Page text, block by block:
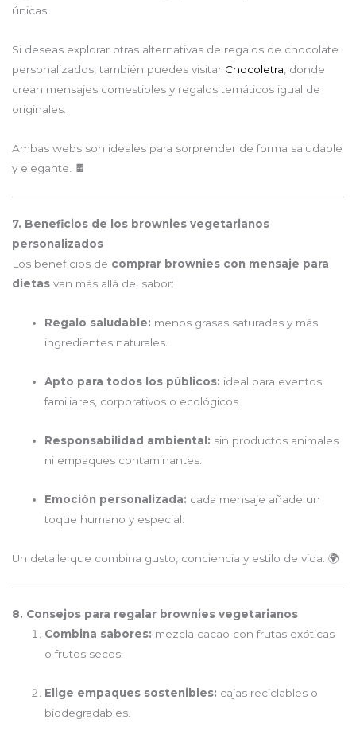
únicas.
Si deseas explorar otras alternativas de regalos de chocolate
personalizados, también puedes visitar Chocoletra , donde
crean mensajes comestibles y regalos temáticos igual de
originales.
Ambas webs son ideales para sorprender de forma saludable
y elegante. 🍫
7. Beneficios de los brownies vegetarianos
personalizados
Los beneficios de comprar brownies con mensaje para
dietas van más allá del sabor:
Regalo saludable: menos grasas saturadas y más
ingredientes naturales.
Apto para todos los públicos: ideal para eventos
familiares, corporativos o ecológicos.
Responsabilidad ambiental: sin productos animales
ni empaques contaminantes.
Emoción personalizada: cada mensaje añade un
toque humano y especial.
Un detalle que combina gusto, conciencia y estilo de vida. 🌍
8. Consejos para regalar brownies vegetarianos
Combina sabores: mezcla cacao con frutas exóticas
o frutos secos.
Elige empaques sostenibles: cajas reciclables o
biodegradables.